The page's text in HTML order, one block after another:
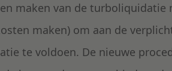
maken van de turboliquidatie
maken) om aan de
te voldoen. De nieuwe